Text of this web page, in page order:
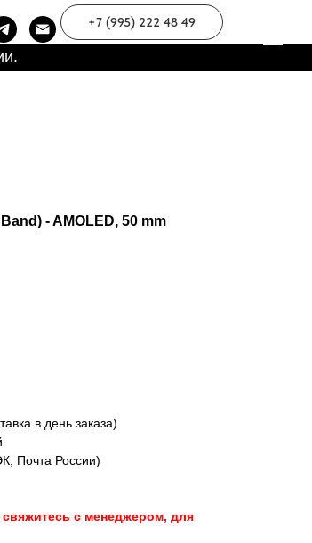
+7 (995) 222 48 49
- AMOLED, 50 mm
в день заказа)
Почта России)
с менеджером, для